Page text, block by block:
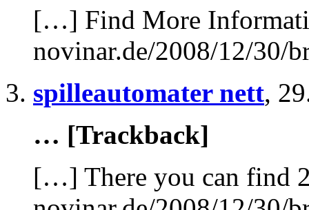
[…] Find More
novinar.de/2008/12/30/
spilleautomater nett,
… [Trackback]
[…] There you can find